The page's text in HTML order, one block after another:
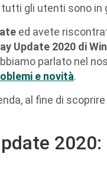
gli utenti sono in
ed avete
Update 2020 di
parlato nel
e novità.
al fine di